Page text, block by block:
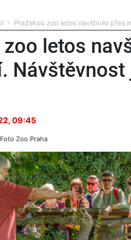
Pražskou zoo letos navštívilo přes
letos
Návštěvnost
09:45
Foto Zoo Praha